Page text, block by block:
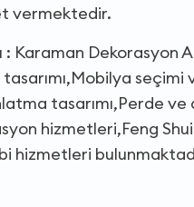
vermektedir.
: Karaman Dekorasyon
seçimi
tasarımı,Perde ve
hizmetleri,Feng Shui
hizmetleri